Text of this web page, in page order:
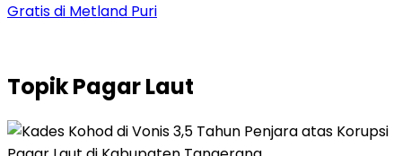
Gratis di Metland Puri
TopikPagar Laut